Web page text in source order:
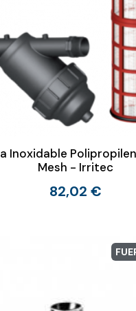
Inoxidable
Mesh - Irritec
82,02 €